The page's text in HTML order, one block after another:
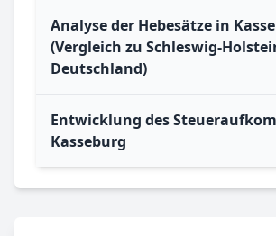
Analyse der Hebesätze in
(Vergleich zu Schleswig-
Deutschland)
Entwicklung des
Kasseburg